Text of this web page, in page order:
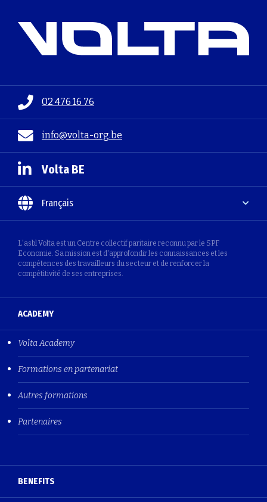
02 476 16 76
info@volta-org.be
L'asbl Volta est un Centre collectif paritaire reconnu par le SPF
Economie. Sa mission est d'approfondir les connaissances et les
compétences des travailleurs du secteur et de renforcer la
compétitivité de ses entreprises.
Volta BE
Français
ACADEMY
Volta Academy
Formations en partenariat
Autres formations
Partenaires
BENEFITS